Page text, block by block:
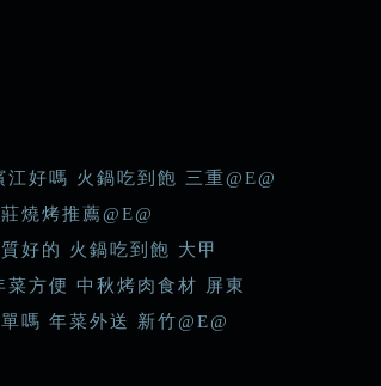
好嗎 火鍋吃到飽 三重@E@
燒烤推薦@E@
好的 火鍋吃到飽 大甲
方便 中秋烤肉食材 屏東
嗎 年菜外送 新竹@E@